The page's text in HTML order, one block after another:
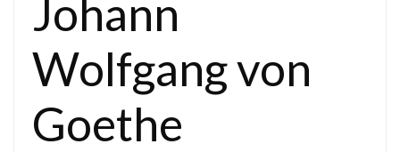
Johann
Wolfgang von
Goethe